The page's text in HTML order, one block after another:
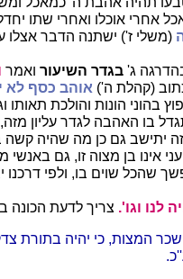
אחרי אוכלו ואחרי שתו
(משלי ז') ישתנה הדבר אצלו
ג' בגדר השיעור ואמר
(קהלת ה') אוהב כסף לא
בהוני הונות והולכת
בו האהבה לגדר עליון
יתישב גם כן מה שהיה קשה
אינו בן מצוה זו, גם
שהכל שוים בו, ולפי דרכנו
לנו וגו'. צריך לדעת הכונה
המצות, כי יהיה בתורת